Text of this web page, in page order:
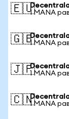
🇪🇺1 MANA
🇬🇧1 MANA
🇯🇵1 MANA
🇨🇳1 MANA